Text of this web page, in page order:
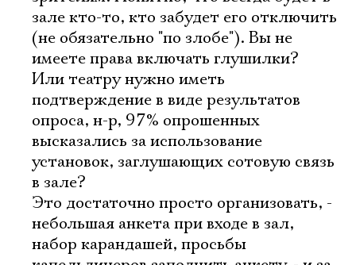
зале кто-то, кто забудет его отключить
(не обязательно "по злобе"). Вы не
имеете права включать глушилки?
Или театру нужно иметь
подтверждение в виде результатов
опроса, н-р, 97% опрошенных
высказались за использование
установок, заглушающих сотовую связь
в зале?
Это достаточно просто организовать, -
небольшая анкета при входе в зал,
набор карандашей, просьбы